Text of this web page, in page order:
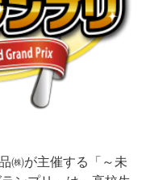
㈱が主催する「～未